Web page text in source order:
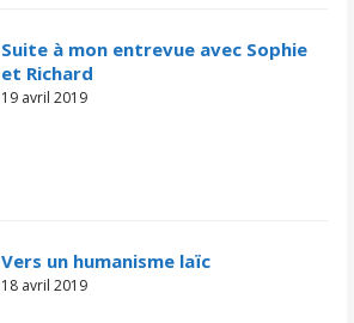
Suite à mon entrevue avec Sophie
et Richard
19 avril 2019
Vers un humanisme laïc
18 avril 2019